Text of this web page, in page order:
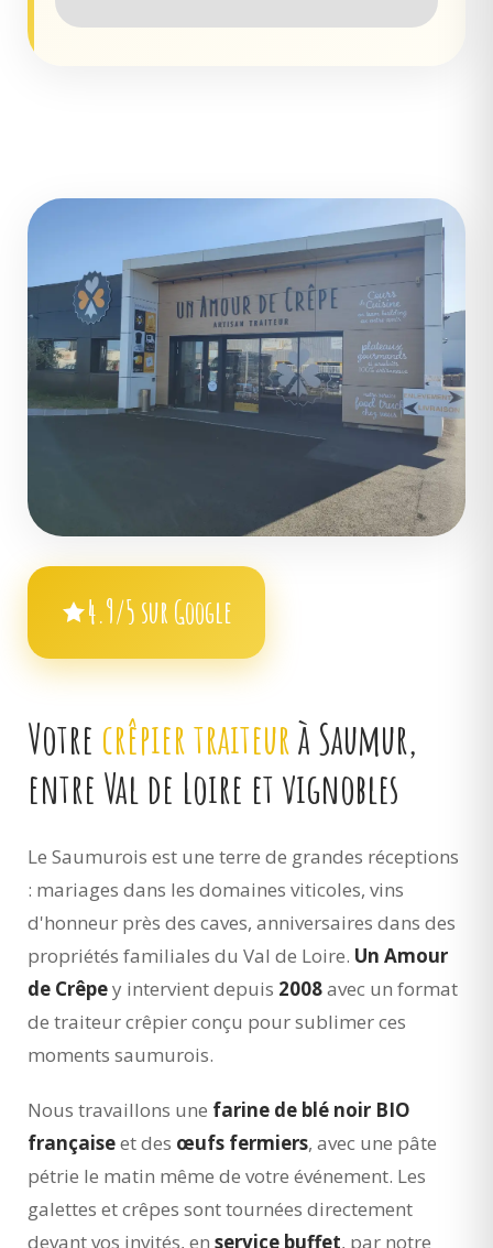
Votre crêpier traiteurà Saumur,
entre Val de Loire et vignobles
Le Saumurois est une terre de grandes réceptions
: mariages dans les domaines viticoles, vins
d'honneur près des caves, anniversaires dans des
propriétés familiales du Val de Loire. Un Amour
de Crêpey intervient depuis 2008avec un format
de traiteur crêpier conçu pour sublimer ces
moments saumurois.
Nous travaillons une farine de blé noir BIO
françaiseet des œufs fermiers, avec une pâte
pétrie le matin même de votre événement. Les
galettes et crêpes sont tournées directement
devant vos invités, en service buffet, par notre
4.9/5 sur Google